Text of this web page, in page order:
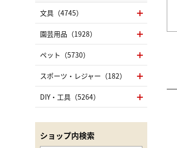
文具（4745）
園芸用品（1928）
ペット（5730）
スポーツ・レジャー（182）
DIY・工具（5264）
ショップ内検索